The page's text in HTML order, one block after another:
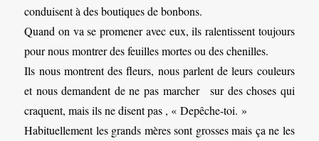
conduisent à des boutiques de bonbons.
Quand on va se promener avec eux, ils ralentissent toujours
pour nous montrer des feuilles mortes ou des chenilles.
Ils nous montrent des fleurs, nous parlent de leurs couleurs
et nous demandent de ne pas marcher sur des choses qui
craquent, mais ils ne disent pas , « Depêche-toi. »
Habituellement les grands mères sont grosses mais ça ne les